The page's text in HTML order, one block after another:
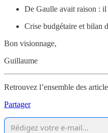
De Gaulle avait raison : il
Crise budgétaire et bilan
Bon visionnage,
Guillaume
Retrouvez l’ensemble des
Partager